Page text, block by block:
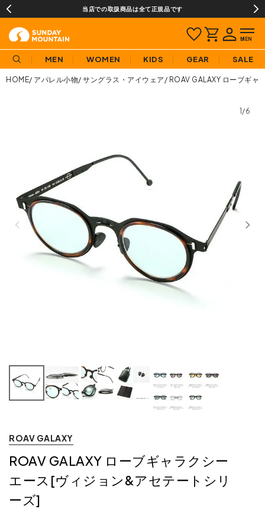
当店での取扱商品は全て正規品です
MEN WOMEN KIDS GEAR SALE
HOME アパレル小物 サングラス・アイウェア ROAV GALAXY ローブギャ
1/6
ROAV GALAXY
ROAV GALAXY ローブギャラクシー
エース[ヴィジョン&アセテートシリ
ーズ]